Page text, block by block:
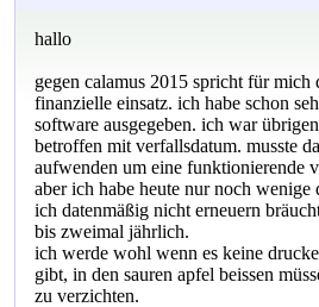
hallo
gegen calamus 2015 spricht für mich
finanzielle einsatz. ich habe schon
software ausgegeben. ich war
betroffen mit verfallsdatum. musste
aufwenden um eine funktionierende
aber ich habe heute nur noch wenige
ich datenmäßig nicht erneuern
bis zweimal jährlich.
ich werde wohl wenn es keine
gibt, in den sauren apfel beissen
zu verzichten.